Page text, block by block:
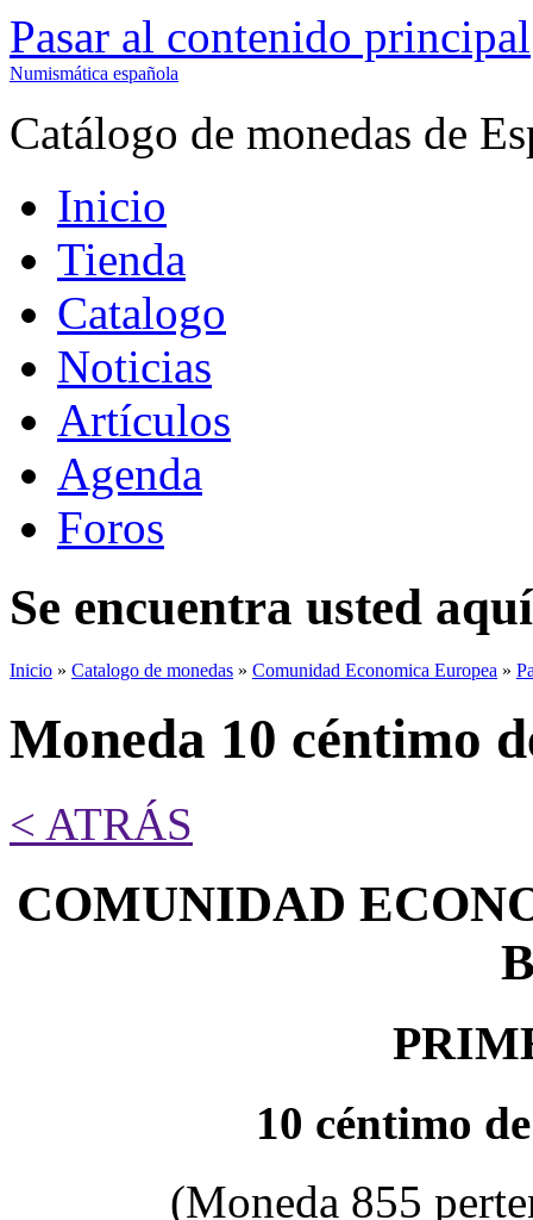
Pasar al contenido principal
Numismática española
Catálogo de monedas de
Inicio
Tienda
Catalogo
Noticias
Artículos
Agenda
Foros
Se encuentra usted aquí
Inicio » Catalogo de monedas » Comunidad Economica Europea »
Moneda 10 céntimo
< ATRÁS
COMUNIDAD
10 céntimo
(Moneda 855